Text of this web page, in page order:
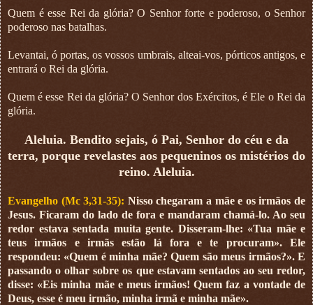
Quem é esse Rei da glória? O Senhor forte e poderoso, o Senhor
poderoso nas batalhas.
Levantai, ó portas, os vossos umbrais, alteai-vos, pórticos antigos, e
entrará o Rei da glória.
Quem é esse Rei da glória? O Senhor dos Exércitos, é Ele o Rei da
glória.
Aleluia. Bendito sejais, ó Pai, Senhor do céu e da
terra, porque revelastes aos pequeninos os mistérios do
reino. Aleluia.
Evangelho (Mc 3,31-35): Nisso chegaram a mãe e os irmãos de
Jesus. Ficaram do lado de fora e mandaram chamá-lo. Ao seu
redor estava sentada muita gente. Disseram-lhe: «Tua mãe e
teus irmãos e irmãs estão lá fora e te procuram». Ele
respondeu: «Quem é minha mãe? Quem são meus irmãos?». E
passando o olhar sobre os que estavam sentados ao seu redor,
disse: «Eis minha mãe e meus irmãos! Quem faz a vontade de
Deus, esse é meu irmão, minha irmã e minha mãe».